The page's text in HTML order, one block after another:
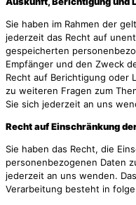
Sie haben im Rahmen der
jederzeit das Recht auf
gespeicherten
Empfänger und den Zweck
Recht auf Berichtigung oder
zu weiteren Fragen zum
Sie sich jederzeit an uns
Recht auf Einschränkung
Sie haben das Recht, die
personenbezogenen Daten
jederzeit an uns wenden.
Verarbeitung besteht in